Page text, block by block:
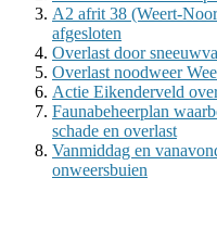
A2 afrit 38 (Weert-
afgesloten
Overlast door
Overlast noodweer
Actie Eikenderveld
Faunabeheerplan
schade en overlast
Vanmiddag en
onweersbuien